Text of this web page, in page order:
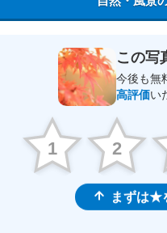
この写
今後も無
高評価い
1 2
まずは★